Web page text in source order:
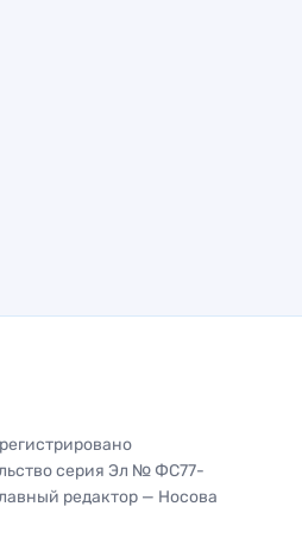
серия Эл № ФС77-
редактор — Носова